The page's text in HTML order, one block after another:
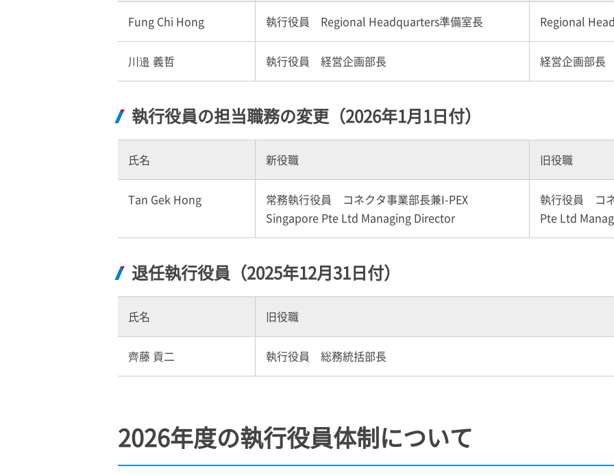
Fung Chi Hong 執行役員 Regional Headquarters準備室長 Regional
川邉 義哲 執行役員 経営企画部長 経営企画部長
執行役員の担当職務の変更（2026年1月1日付）
氏名 新役職 旧役職
Tan Gek Hong 常務執行役員 コネクタ事業部長兼I-PEX
Singapore Pte Ltd Managing Director
執行役員 コ
Pte Ltd
退任執行役員（2025年12月31日付）
氏名 旧役職
齊藤 貢二 執行役員 総務統括部長
2026年度の執行役員体制について